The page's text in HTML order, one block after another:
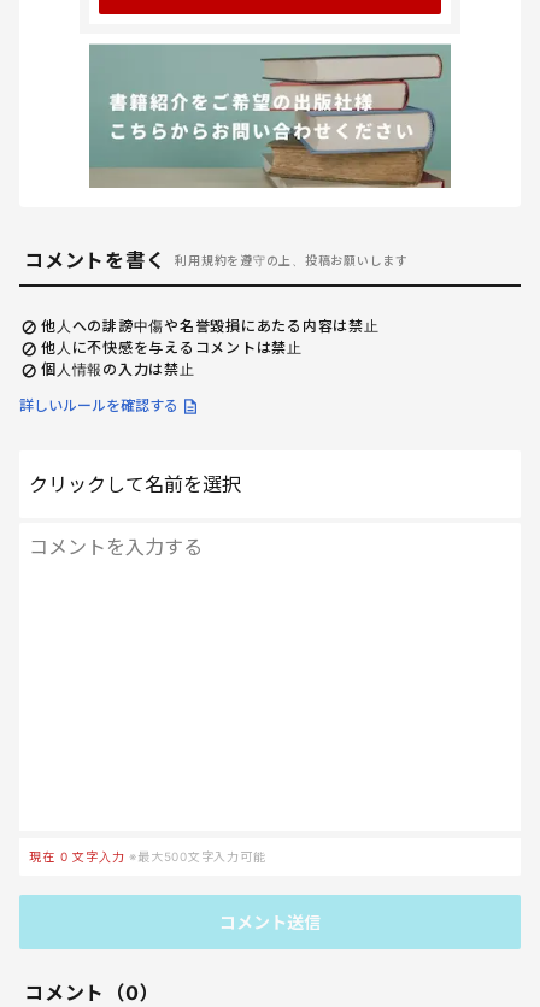
コメントを書く 利用規約を遵守の上、投稿お願いします
他人への誹謗中傷や名誉毀損にあたる内容は禁止
他人に不快感を与えるコメントは禁止
個人情報の入力は禁止
詳しいルールを確認する
クリックして名前を選択
現在 0 文字入力 ※最大500文字入力可能
コメント送信
コメント（0）